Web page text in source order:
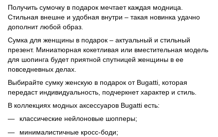
Получить сумочку в подарок мечтает каждая модница.
Стильная внешне и удобная внутри – такая новинка удачно
дополнит любой образ.
Сумка для женщины в подарок – актуальный и стильный
презент. Миниатюрная кокетливая или вместительная модель
для шопинга будет приятной спутницей женщины в ее
повседневных делах.
Выбирайте сумку женскую в подарок от Bugatti, которая
передаст индивидуальность, подчеркнет характер и стиль.
В коллекциях модных аксессуаров Bugatti есть:
классические нейлоновые шопперы;
минималистичные кросс-боди;